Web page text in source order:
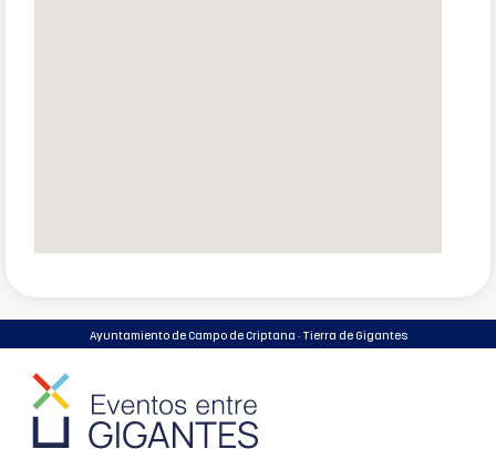
Ayuntamiento de Campo de Criptana · Tierra de Gigantes